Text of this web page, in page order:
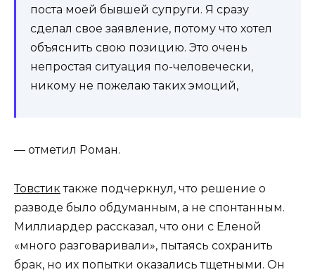
поста моей бывшей супруги. Я сразу
сделал свое заявление, потому что хотел
объяснить свою позицию. Это очень
непростая ситуация по-человечески,
никому не пожелаю таких эмоций,
— отметил Роман.
Товстик также подчеркнул, что решение о
разводе было обдуманным, а не спонтанным.
Миллиардер рассказал, что они с Еленой
«много разговаривали», пытаясь сохранить
брак, но их попытки оказались тщетными. Он